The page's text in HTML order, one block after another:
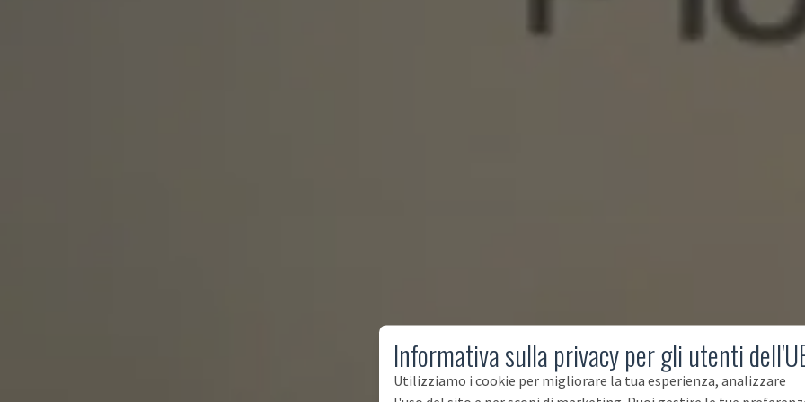
Informativa sulla privacy per gli utenti
Utilizziamo i cookie per migliorare la tua esperienza, analizzare